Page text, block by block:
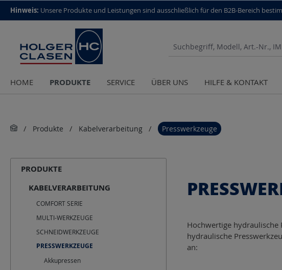
top scroll helper
Hinweis: Unsere Produkte und Leistungen sind aus­schließlich für den B2B-Bereich
HOME PRODUKTE SERVICE ÜBER UNS HILFE & KONTAKT
Produkte Kabelverarbeitung Presswerkzeuge
PRODUKTE
KABELVERARBEITUNG
COMFORT SERIE
MULTI-WERKZEUGE
SCHNEIDWERKZEUGE
PRESSWERKZEUGE
Akkupressen
Hochwertige hydraulische
hydraulische
an: